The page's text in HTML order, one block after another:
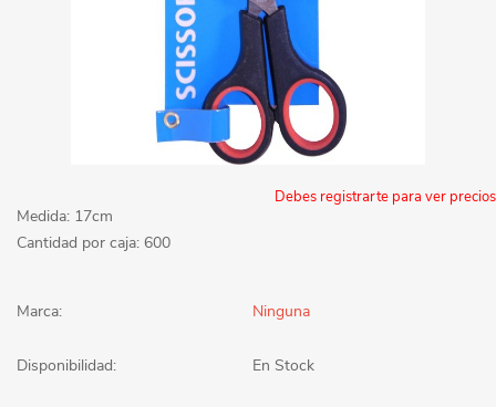
Debes registrarte para ver precios
Medida: 17cm
Cantidad por caja: 600
Marca: Ninguna
Disponibilidad: En Stock